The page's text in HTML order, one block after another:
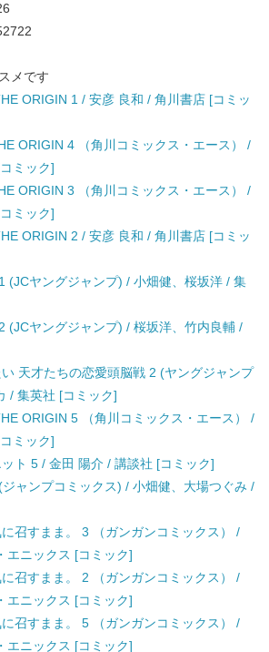
メです
ORIGIN 1 / 安彦 良和 / 角川書店 [コミッ
ORIGIN 4 （角川コミックス・エース） /
ミック]
ORIGIN 3 （角川コミックス・エース） /
ミック]
ORIGIN 2 / 安彦 良和 / 角川書店 [コミッ
(JCヤングジャンプ) / 小畑健、桜坂洋 / 集
(JCヤングジャンプ) / 桜坂洋、竹内良輔 /
天才たちの恋愛頭脳戦 2 (ヤングジャンプ
/ 集英社 [コミック]
ORIGIN 5 （角川コミックス・エース） /
ミック]
ト 5 / 金田 陽介 / 講談社 [コミック]
ャンプコミックス) / 小畑健、大場つぐみ /
召すまま。 3 （ガンガンコミックス） /
エニックス [コミック]
召すまま。 2 （ガンガンコミックス） /
エニックス [コミック]
召すまま。 5 （ガンガンコミックス） /
エニックス [コミック]